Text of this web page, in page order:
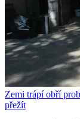
Zemi trápí obří
přežít